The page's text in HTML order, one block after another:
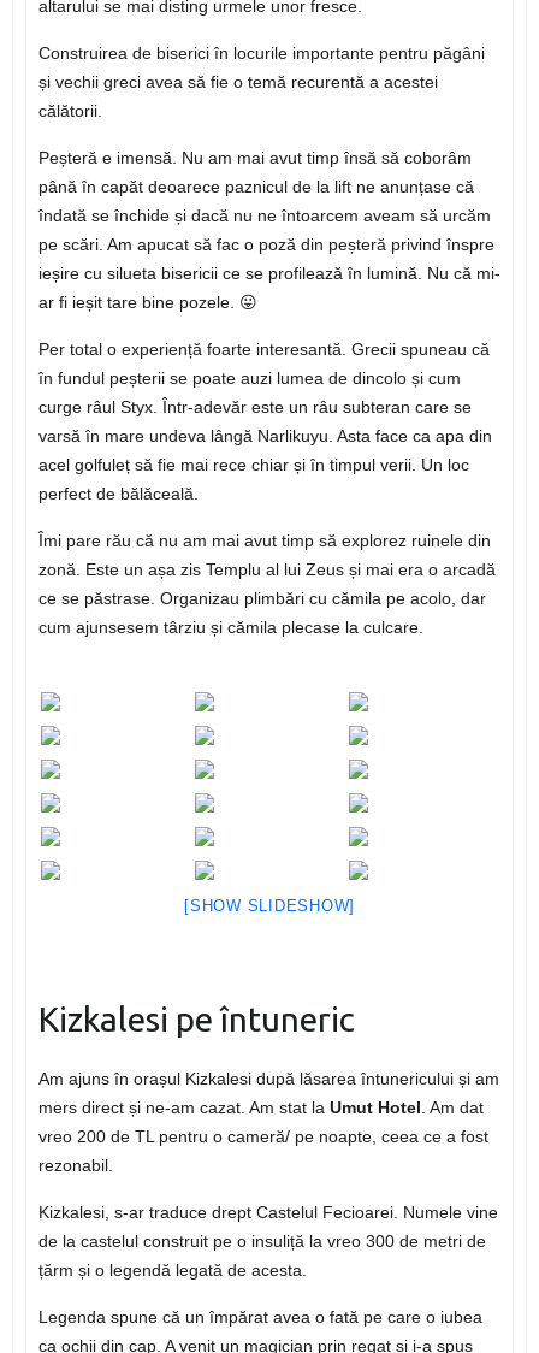
altarului se mai disting urmele unor fresce.
Construirea de biserici în locurile importante pentru păgâni
și vechii greci avea să fie o temă recurentă a acestei
călătorii.
Peșteră e imensă. Nu am mai avut timp însă să coborâm
până în capăt deoarece paznicul de la lift ne anunțase că
îndată se închide și dacă nu ne întoarcem aveam să urcăm
pe scări. Am apucat să fac o poză din peșteră privind înspre
ieșire cu silueta bisericii ce se profilează în lumină. Nu că mi-
ar fi ieșit tare bine pozele. 😛
Per total o experiență foarte interesantă. Grecii spuneau că
în fundul peșterii se poate auzi lumea de dincolo și cum
curge râul Styx. Într-adevăr este un râu subteran care se
varsă în mare undeva lângă Narlikuyu. Asta face ca apa din
acel golfuleț să fie mai rece chiar și în timpul verii. Un loc
perfect de bălăceală.
Îmi pare rău că nu am mai avut timp să explorez ruinele din
zonă. Este un așa zis Templu al lui Zeus și mai era o arcadă
ce se păstrase. Organizau plimbări cu cămila pe acolo, dar
cum ajunsesem târziu și cămila plecase la culcare.
[SHOW SLIDESHOW]
Kizkalesi pe întuneric
Am ajuns în orașul Kizkalesi după lăsarea întunericului și am
mers direct și ne-am cazat. Am stat la Umut Hotel . Am dat
vreo 200 de TL pentru o cameră/ pe noapte, ceea ce a fost
rezonabil.
Kizkalesi, s-ar traduce drept Castelul Fecioarei. Numele vine
de la castelul construit pe o insuliță la vreo 300 de metri de
țărm și o legendă legată de acesta.
Legenda spune că un împărat avea o fată pe care o iubea
ca ochii din cap. A venit un magician prin regat și i-a spus